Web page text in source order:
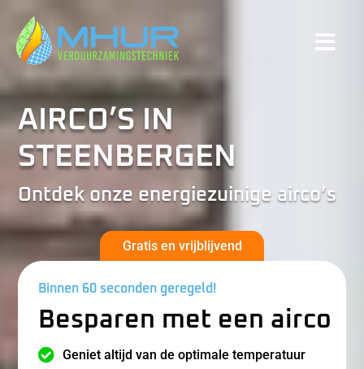
AIRCO’S IN
STEENBERGEN
Ontdek onze energiezuinige airco’s
Gratis en vrijblijvend
Binnen 60 seconden geregeld!
Besparen met een airco
 Geniet altijd van de optimale temperatuur